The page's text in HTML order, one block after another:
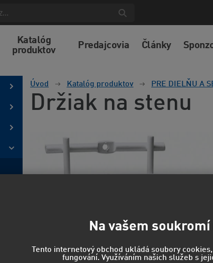
Katalóg
produktov
Predajcovia Články
Úvod Katalóg produktov PRE DIELŇU A
Držiak na stenu
Na vašem
Tento internetový obchod ukládá soubory
fungování. Využíváním našich služeb s